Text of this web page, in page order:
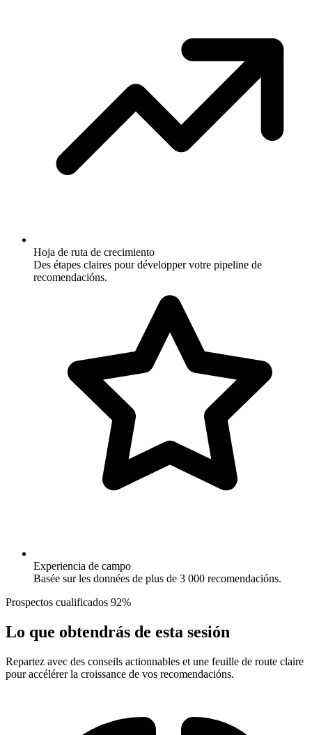
Hoja de ruta de crecimiento
Des étapes claires pour développer votre pipeline de
recomendacións.
Experiencia de campo
Basée sur les données de plus de 3 000 recomendacións.
Prospectos cualificados 92%
Lo que obtendrás de esta sesión
Repartez avec des conseils actionnables et une feuille de route claire
pour accélérer la croissance de vos recomendacións.